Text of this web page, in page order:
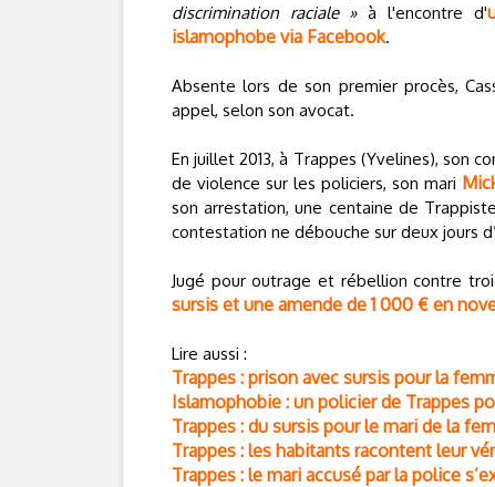
discrimination raciale »à l'encontre d'
islamophobe via Facebook.
Absente lors de son premier procès,
appel, selon son avocat.
En juillet 2013, à Trappes (Yvelines), son
de violence sur les policiers, son mari
son arrestation, une centaine de
contestation ne débouche sur deux jours
Jugé pour outrage et rébellion contre
sursis et une amende de 1 000 € en
Lire aussi :
Trappes : prison avec sursis pour la
Islamophobie : un policier de Trappes
Trappes : du sursis pour le mari de la
Trappes : les habitants racontent leur
Trappes : le mari accusé par la police